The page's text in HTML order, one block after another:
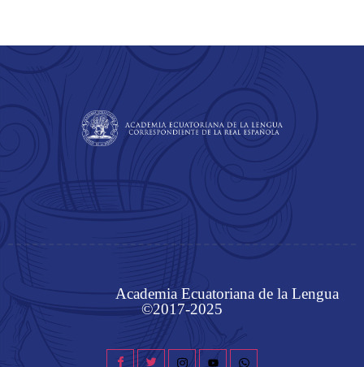
Academia Ecuatoriana de la Lengua
©2017-2025